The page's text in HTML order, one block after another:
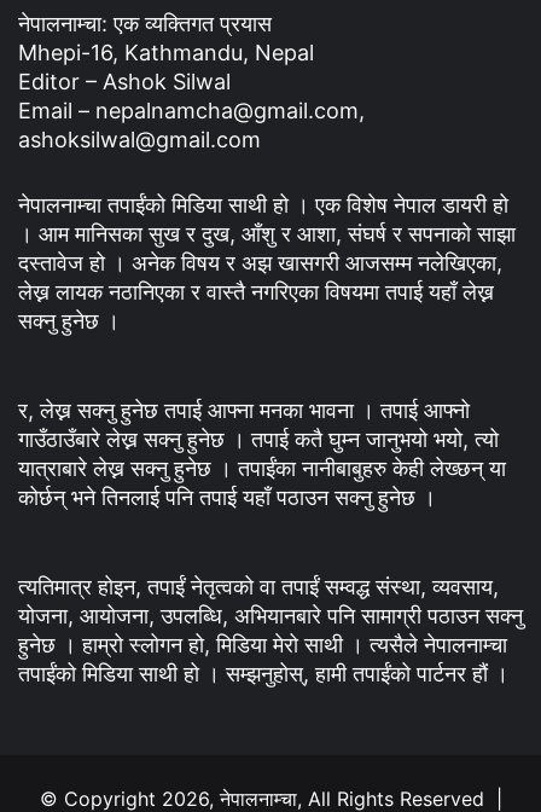
नेपालनाम्चा: एक व्यक्तिगत प्रयास
Mhepi-16, Kathmandu, Nepal
Editor – Ashok Silwal
Email – nepalnamcha@gmail.com,
ashoksilwal@gmail.com
नेपालनाम्चा तपाईंको मिडिया साथी हो । एक विशेष नेपाल डायरी हो
। आम मानिसका सुख र दुख, आँशु र आशा, संघर्ष र सपनाको साझा
दस्तावेज हो । अनेक विषय र अझ खासगरी आजसम्म नलेखिएका,
लेख्न लायक नठानिएका र वास्तै नगरिएका विषयमा तपाई यहाँ लेख्न
सक्नु हुनेछ ।
र, लेख्न सक्नु हुनेछ तपाई आफ्ना मनका भावना । तपाई आफ्नो
गाउँठाउँबारे लेख्न सक्नु हुनेछ । तपाई कतै घुम्न जानुभयो भयो, त्यो
यात्राबारे लेख्न सक्नु हुनेछ । तपाईंका नानीबाबुहरु केही लेख्छन् या
कोर्छन् भने तिनलाई पनि तपाई यहाँ पठाउन सक्नु हुनेछ ।
त्यतिमात्र होइन, तपाईं नेतृत्वको वा तपाईं सम्वद्ध संस्था, व्यवसाय,
योजना, आयोजना, उपलब्धि, अभियानबारे पनि सामाग्री पठाउन सक्नु
हुनेछ । हाम्रो स्लोगन हो, मिडिया मेरो साथी । त्यसैले नेपालनाम्चा
तपाईंको मिडिया साथी हो । सम्झनुहोस्, हामी तपाईंको पार्टनर हौं ।
© Copyright 2026, नेपालनाम्चा, All Rights Reserved |